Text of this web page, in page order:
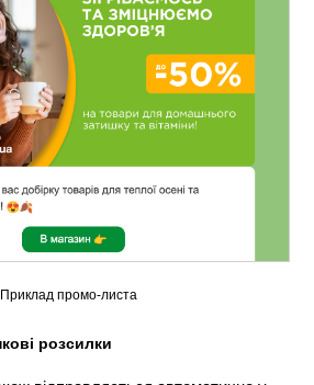
Приклад промо-листа
розсилки